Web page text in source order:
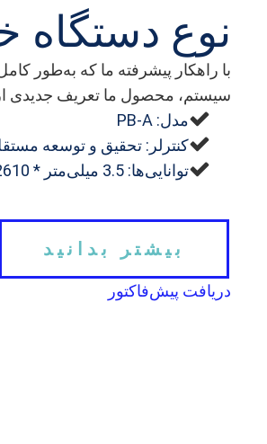
نوع دستگاه
سیستم، محصول ما تعریف جدیدی
مدل: PB-A
کنترلر: تحقیق و توسعه
توانایی‌ها: 3.5 میلی‌متر * 2610 میلی‌متر
بیشتر بدانید
دریافت پیش‌فاکتور